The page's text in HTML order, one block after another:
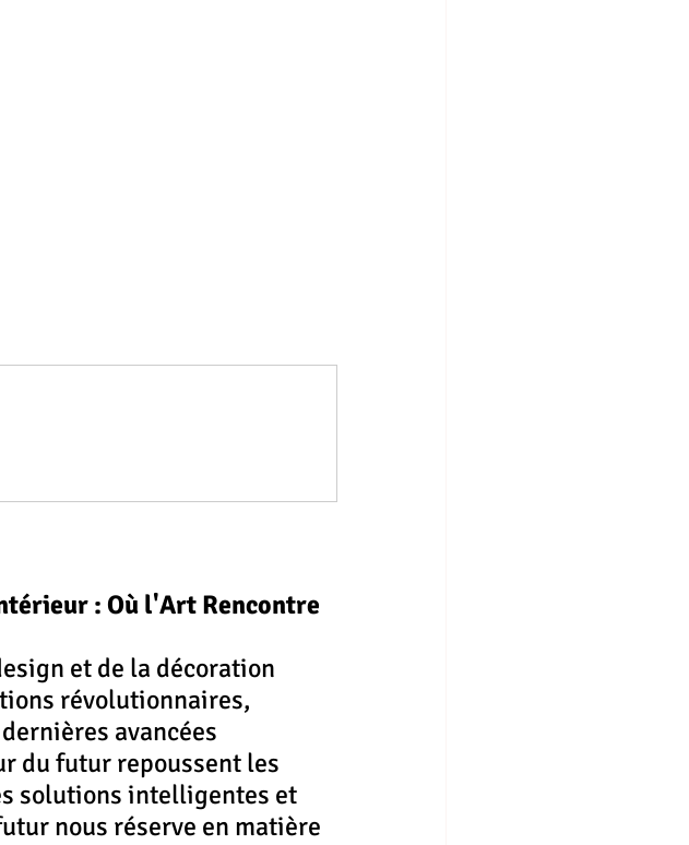
: Où l'Art Rencontre
et de la décoration
révolutionnaires,
avancées
du futur repoussent les
solutions intelligentes et
nous réserve en matière